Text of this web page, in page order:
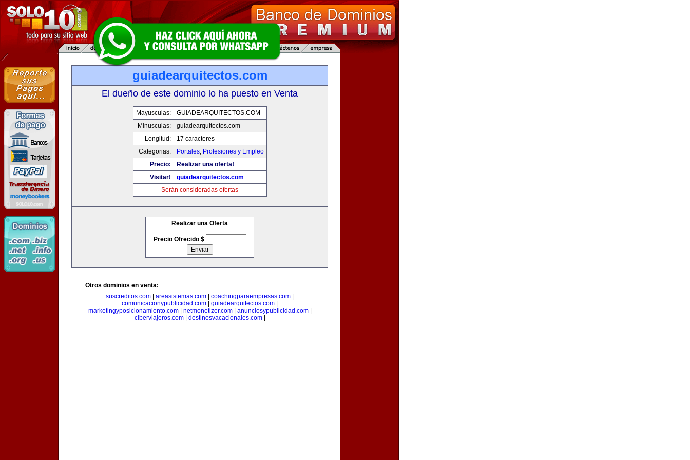
guiadearquitectos.com
El dueño de este dominio lo ha puesto en Venta
Mayusculas:
GUIADEARQUITECTOS.COM
Minusculas:
guiadearquitectos.com
Longitud:
17 caracteres
Categorias:
Portales, Profesiones y Empleo
Precio:
Realizar una oferta!
Visitar!
guiadearquitectos.com
Serán consideradas ofertas
Realizar una Oferta
Precio Ofrecido $
Otros dominios en venta:
suscreditos.com
areasistemas.com coachingparaempresas.com
comunicacionypublicidad.com
guiadearquitectos.com
marketingyposicionamiento.com| netmonetizer.com| anunciosypublicidad.com|
ciberviajeros.com| destinosvacacionales.com|